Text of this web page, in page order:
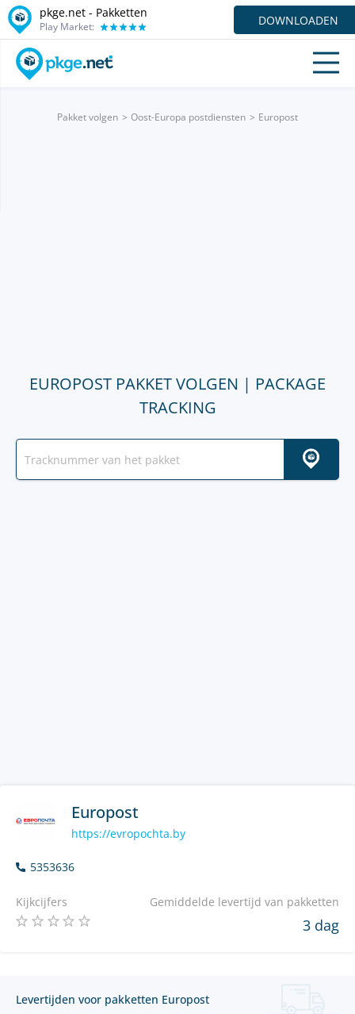
pkge.net - Pakketten
Play Market: DOWNLOADEN
Pakket volgen Oost-Europa postdiensten Europost
EUROPOST PAKKET VOLGEN | PACKAGE
TRACKING
Europost
https://evropochta.by
5353636
Kijkcijfers Gemiddelde levertijd van pakketten
3 dag
Levertijden voor pakketten Europost